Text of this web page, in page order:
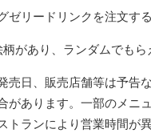
ゼリードリンクを注文す
があり、ランダムでもら
売日、販売店舗等は予告
があります。一部のメニ
トランにより営業時間が